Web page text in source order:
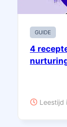
GUIDE
4
Leestijd